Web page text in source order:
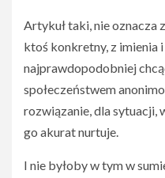
Artykuł taki, nie oznacza
ktoś konkretny, z imienia
najprawdopodobniej
społeczeństwem
rozwiązanie, dla sytuacji,
go akurat nurtuje.
I nie byłoby w tym w